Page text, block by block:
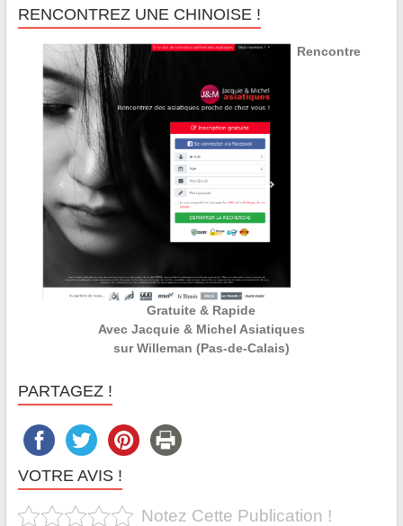
RENCONTREZ UNE CHINOISE !
Rencontre
Gratuite & Rapide
Avec Jacquie & Michel Asiatiques
sur Willeman (Pas-de-Calais)
PARTAGEZ !
VOTRE AVIS !
Notez Cette Publication !